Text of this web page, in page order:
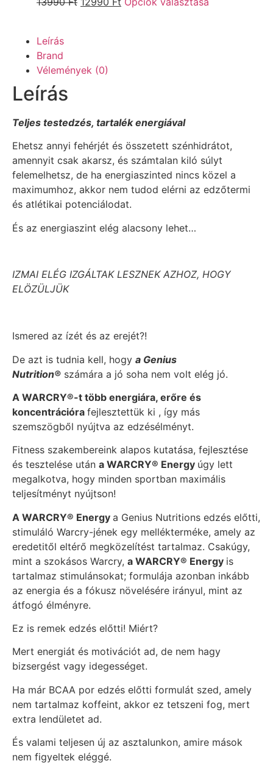
Leírás
Brand
Vélemények (0)
Leírás
Teljes testedzés, tartalék energiával
Ehetsz annyi fehérjét és összetett szénhidrátot,
amennyit csak akarsz, és számtalan kiló súlyt
felemelhetsz, de ha energiaszinted nincs közel a
maximumhoz, akkor nem tudod elérni az edzőtermi
és atlétikai potenciálodat.
És az energiaszint elég alacsony lehet…
IZMAI ELÉG IZGÁLTAK LESZNEK AZHOZ, HOGY
ELÖZÜLJÜK
Ismered az ízét és az erejét?!
De azt is tudnia kell, hogy a Genius
Nutrition® számára a jó soha nem volt elég jó.
A WARCRY®-t több energiára, erőre és
koncentrációra fejlesztettük ki , így más
szemszögből nyújtva az edzésélményt.
Fitness szakembereink alapos kutatása, fejlesztése
és tesztelése után a WARCRY® Energy úgy lett
megalkotva, hogy minden sportban maximális
teljesítményt nyújtson!
A WARCRY® Energy a Genius Nutritions edzés előtti,
stimuláló Warcry-jének egy mellékterméke, amely az
eredetitől eltérő megközelítést tartalmaz. Csakúgy,
mint a szokásos Warcry, a WARCRY® Energy is
tartalmaz stimulánsokat; formulája azonban inkább
az energia és a fókusz növelésére irányul, mint az
átfogó élményre.
Ez is remek edzés előtti! Miért?
Mert energiát és motivációt ad, de nem hagy
bizsergést vagy idegességet.
Ha már BCAA por edzés előtti formulát szed, amely
nem tartalmaz koffeint, akkor ez tetszeni fog, mert
extra lendületet ad.
És valami teljesen új az asztalunkon, amire mások
nem figyeltek eléggé.